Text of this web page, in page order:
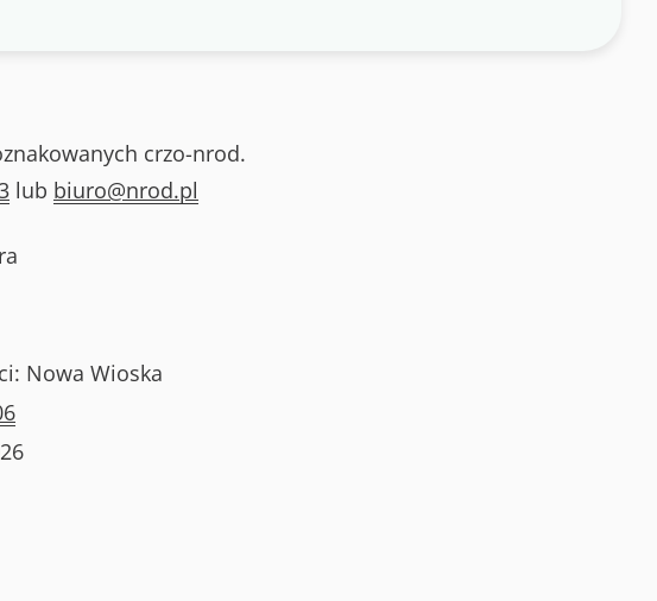
crzo-nrod.
lub biuro@nrod.pl
Nowa Wioska